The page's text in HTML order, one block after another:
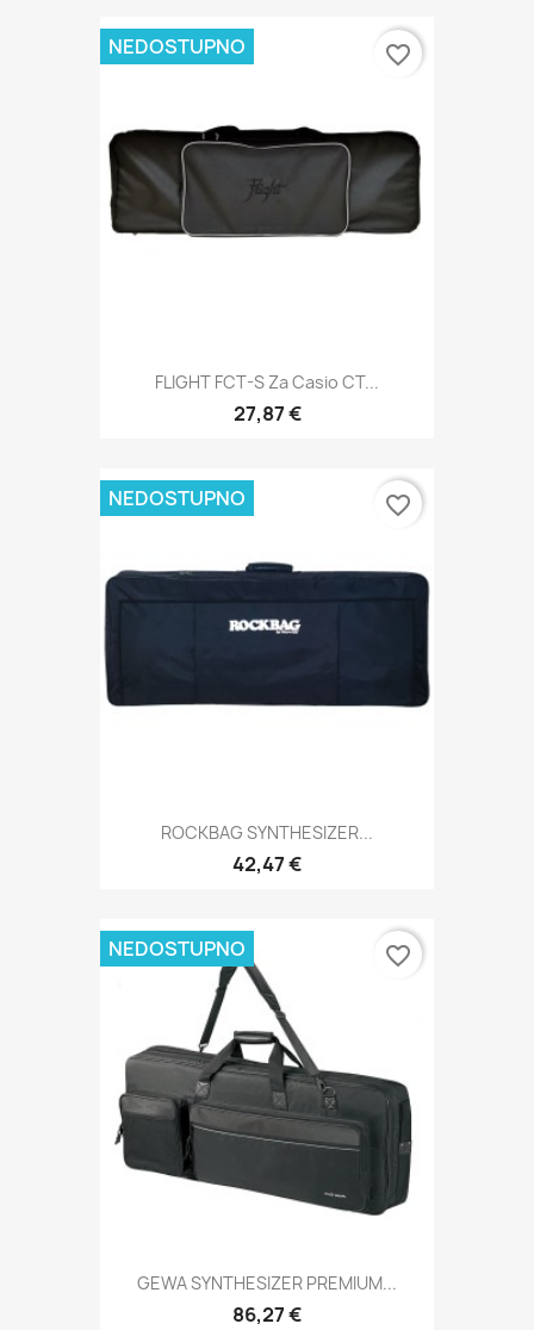
FLIGHT FCT-S Za Casio CT...
27,87 €
NEDOSTUPNO favorite_border
ROCKBAG SYNTHESIZER...
42,47 €
NEDOSTUPNO favorite_border
GEWA SYNTHESIZER PREMIUM...
86,27 €
NEDOSTUPNO favorite_border